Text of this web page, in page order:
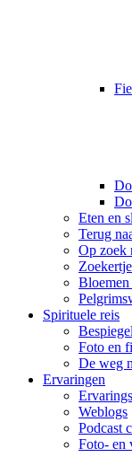
Eten en
Terug
Op zoek
Spirituele reis
Foto en
De weg
Ervaringen
Weblogs
Podcast
Foto- en